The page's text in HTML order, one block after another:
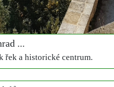
...
řek a historické centrum.